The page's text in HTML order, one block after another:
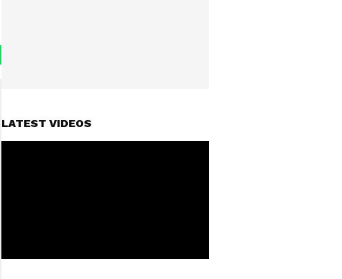
LATEST VIDEOS